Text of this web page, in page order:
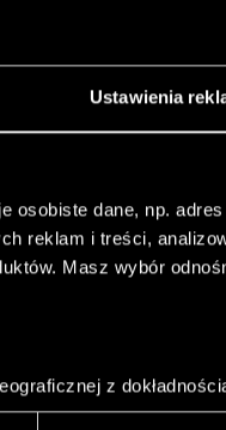
Ustawienia
osobiste dane, np.
reklam i treści,
Masz wybór
z
Walnemu
S.A.